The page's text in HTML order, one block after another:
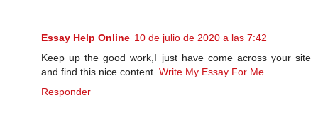
Essay Help Online 10 de julio de 2020 a las 7:42
Keep up the good work,I just have come across your site
and find this nice content. Write My Essay For Me
Responder